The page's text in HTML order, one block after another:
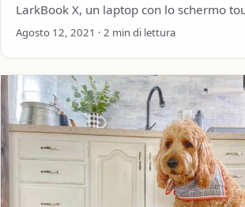
LarkBook X, un laptop con lo schermo
rapporto 16:10, che dovrebbe…
Agosto 12, 2021 · 2 min di lettura